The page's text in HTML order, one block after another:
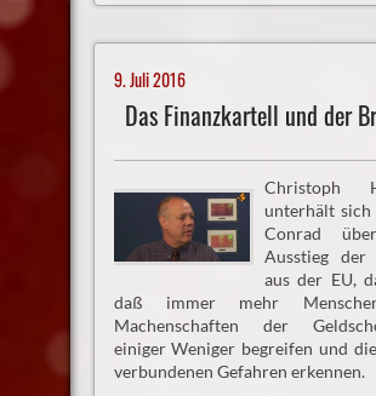
9. Juli 2016
Das Finanzkartell und der
Christoph
unterhält
Conrad
Ausstieg der
aus der EU,
daß immer mehr
Machenschaften der
einiger Weniger begreifen und
verbundenen Gefahren erkennen.